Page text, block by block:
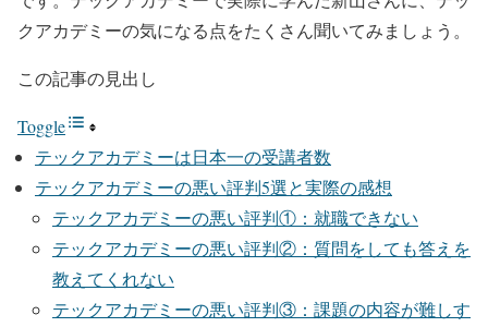
クアカデミーの気になる点をたくさん聞いてみましょう。
この記事の見出し
Toggle
テックアカデミーは日本一の受講者数
テックアカデミーの悪い評判5選と実際の感想
テックアカデミーの悪い評判①：就職できない
テックアカデミーの悪い評判②：質問をしても答えを
教えてくれない
テックアカデミーの悪い評判③：課題の内容が難しす